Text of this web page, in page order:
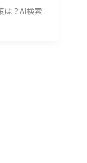
は？AI検索